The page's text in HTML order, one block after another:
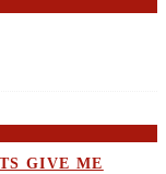
GIVE ME